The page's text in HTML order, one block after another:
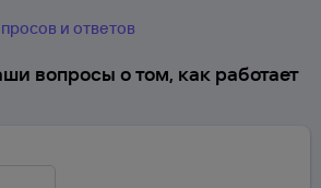
и ответов
вопросы о том, как работает